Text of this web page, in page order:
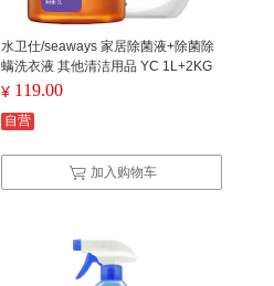
水卫仕/seaways 家居除菌液+除菌除
螨洗衣液 其他清洁用品 YC 1L+2KG
¥ 119.00
自营
加入购物车